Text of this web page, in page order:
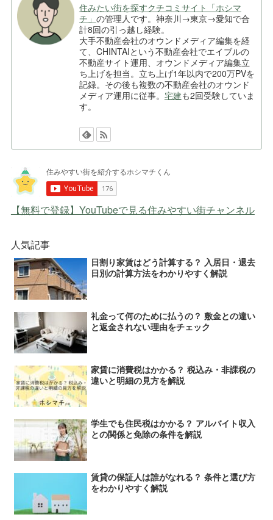
住みたい街を探すクチコミサイト「ホシマ
チ」 の管理人です。神奈川→東京→愛知で合
計8回の引っ越し経験。
大手不動産会社のオウンドメディア編集を経
て、CHINTAIという不動産会社でエイブルの
不動産サイト運用、オウンドメディア編集立
ち上げを担当。立ち上げ1年以内で200万PVを
記録。その後も複数の不動産会社のオウンド
メディア運用に従事。 宅建も2回受験していま
す。
【無料で登録】YouTubeで見る住みやすい街チャンネル
人気記事
日割り家賃はどう計算する？ 入居日・退去
日別の計算方法をわかりやすく解説
礼金って何のために払うの？ 敷金との違い
と返金されない理由をチェック
家賃に消費税はかかる？ 税込み・非課税の
違いと明細の見方を解説
学生でも住民税はかかる？ アルバイト収入
との関係と免除の条件を解説
賃貸の保証人は誰がなれる？ 条件と選び方
をわかりやすく解説